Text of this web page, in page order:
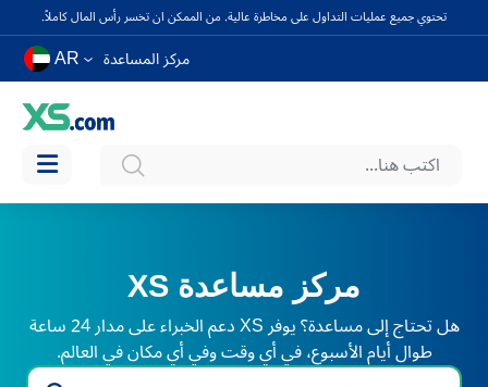
تحتوي جميع عمليات التداول على مخاطرة عالية. من الممكن ان تخسر رأس المال كاملاً.
مركز المساعدة AR
مركز مساعدة XS
هل تحتاج إلى مساعدة؟ يوفر XS دعم الخبراء على مدار 24 ساعة
طوال أيام الأسبوع، في أي وقت وفي أي مكان في العالم.